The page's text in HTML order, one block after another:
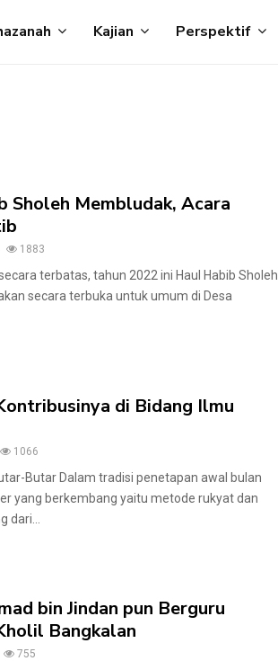
Kajian Perspektif
Sholeh Membludak, Acara
1883
terbatas, tahun 2022 ini Haul Habib Sholeh
secara terbuka untuk umum di Desa
di Bidang Ilmu
1066
Butar Dalam tradisi penetapan awal bulan
yang berkembang yaitu metode rukyat dan
bin Jindan pun Berguru
Bangkalan
755